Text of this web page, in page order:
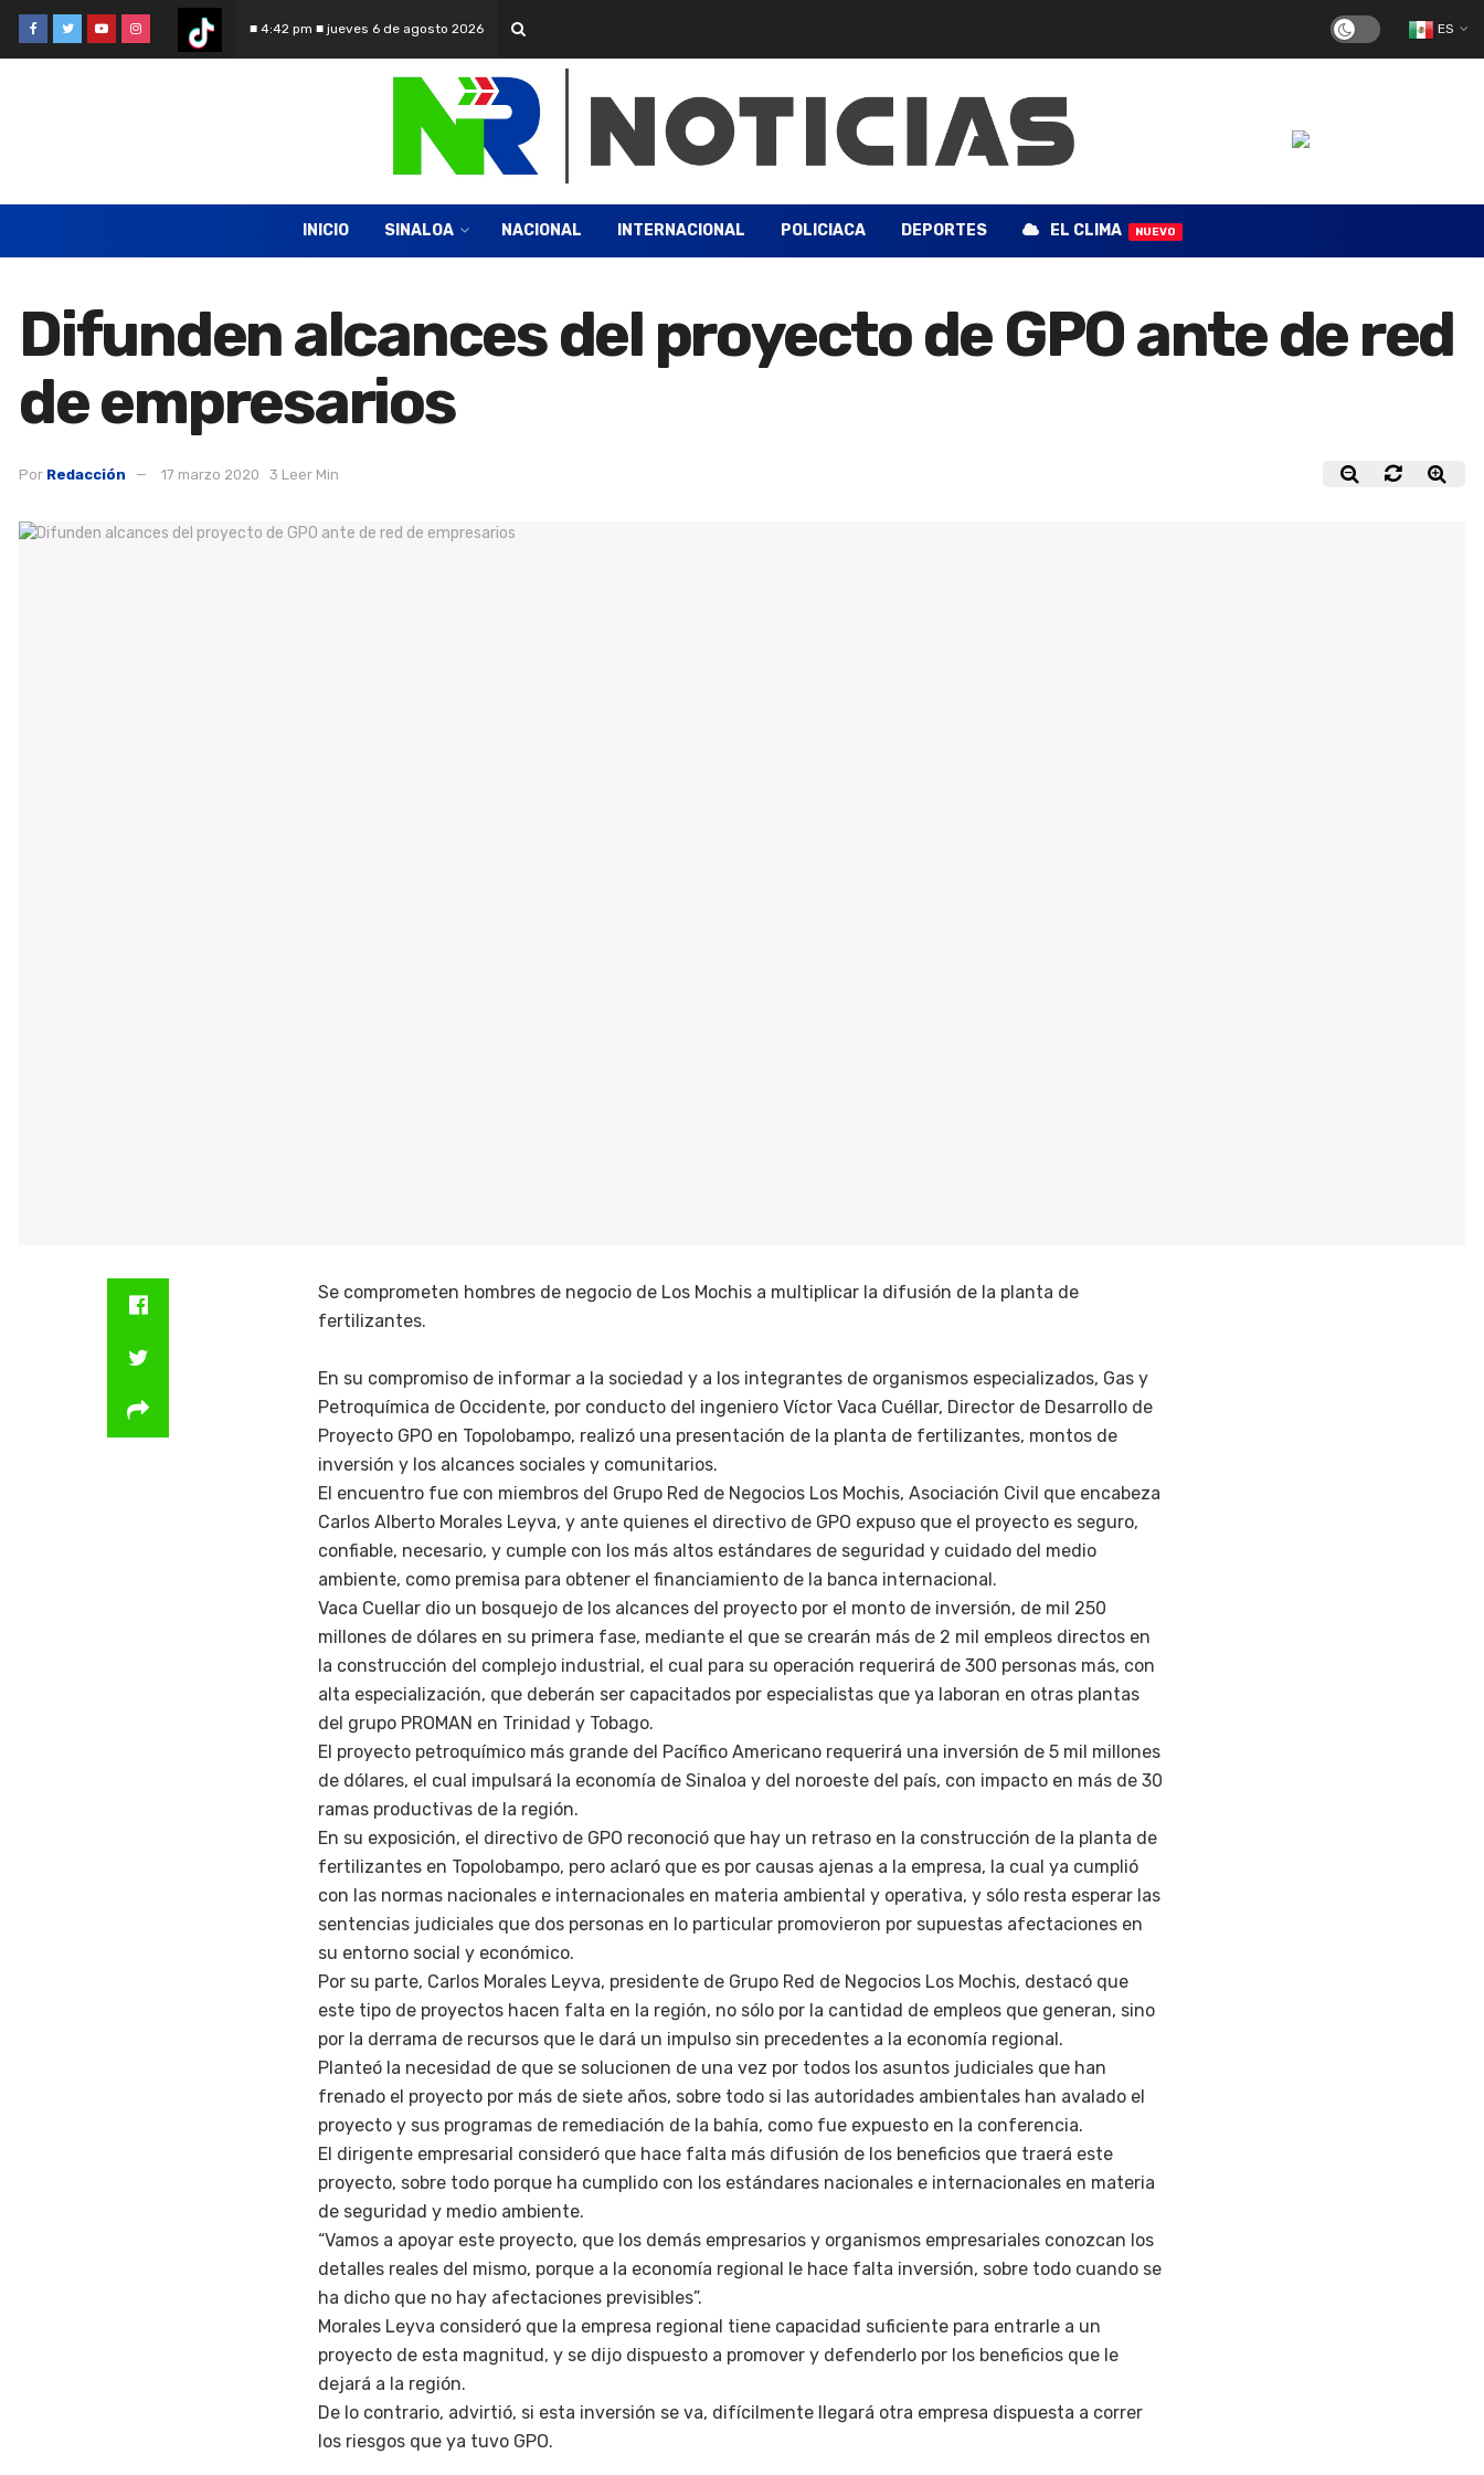
■ 4:42 pm ■ jueves 6 de agosto 2026 ES
INICIO SINALOA NACIONAL INTERNACIONAL POLICIACA DEPORTES EL CLIMA NUEVO
Difunden alcances del proyecto de GPO ante de red
de empresarios
Por Redacción 17 marzo 2020 3 Leer Min
Se comprometen hombres de negocio de Los Mochis a multiplicar la difusión de la planta de
fertilizantes.
En su compromiso de informar a la sociedad y a los integrantes de organismos especializados, Gas y
Petroquímica de Occidente, por conducto del ingeniero Víctor Vaca Cuéllar, Director de Desarrollo de
Proyecto GPO en Topolobampo, realizó una presentación de la planta de fertilizantes, montos de
inversión y los alcances sociales y comunitarios.
El encuentro fue con miembros del Grupo Red de Negocios Los Mochis, Asociación Civil que encabeza
Carlos Alberto Morales Leyva, y ante quienes el directivo de GPO expuso que el proyecto es seguro,
confiable, necesario, y cumple con los más altos estándares de seguridad y cuidado del medio
ambiente, como premisa para obtener el financiamiento de la banca internacional.
Vaca Cuellar dio un bosquejo de los alcances del proyecto por el monto de inversión, de mil 250
millones de dólares en su primera fase, mediante el que se crearán más de 2 mil empleos directos en
la construcción del complejo industrial, el cual para su operación requerirá de 300 personas más, con
alta especialización, que deberán ser capacitados por especialistas que ya laboran en otras plantas
del grupo PROMAN en Trinidad y Tobago.
El proyecto petroquímico más grande del Pacífico Americano requerirá una inversión de 5 mil millones
de dólares, el cual impulsará la economía de Sinaloa y del noroeste del país, con impacto en más de 30
ramas productivas de la región.
En su exposición, el directivo de GPO reconoció que hay un retraso en la construcción de la planta de
fertilizantes en Topolobampo, pero aclaró que es por causas ajenas a la empresa, la cual ya cumplió
con las normas nacionales e internacionales en materia ambiental y operativa, y sólo resta esperar las
sentencias judiciales que dos personas en lo particular promovieron por supuestas afectaciones en
su entorno social y económico.
Por su parte, Carlos Morales Leyva, presidente de Grupo Red de Negocios Los Mochis, destacó que
este tipo de proyectos hacen falta en la región, no sólo por la cantidad de empleos que generan, sino
por la derrama de recursos que le dará un impulso sin precedentes a la economía regional.
Planteó la necesidad de que se solucionen de una vez por todos los asuntos judiciales que han
frenado el proyecto por más de siete años, sobre todo si las autoridades ambientales han avalado el
proyecto y sus programas de remediación de la bahía, como fue expuesto en la conferencia.
El dirigente empresarial consideró que hace falta más difusión de los beneficios que traerá este
proyecto, sobre todo porque ha cumplido con los estándares nacionales e internacionales en materia
de seguridad y medio ambiente.
“Vamos a apoyar este proyecto, que los demás empresarios y organismos empresariales conozcan los
detalles reales del mismo, porque a la economía regional le hace falta inversión, sobre todo cuando se
ha dicho que no hay afectaciones previsibles”.
Morales Leyva consideró que la empresa regional tiene capacidad suficiente para entrarle a un
proyecto de esta magnitud, y se dijo dispuesto a promover y defenderlo por los beneficios que le
dejará a la región.
De lo contrario, advirtió, si esta inversión se va, difícilmente llegará otra empresa dispuesta a correr
los riesgos que ya tuvo GPO.